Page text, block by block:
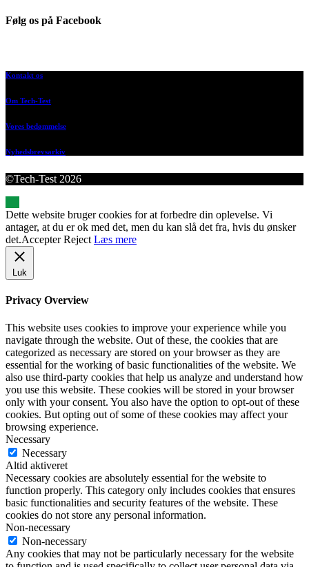
Følg os på Facebook
Kontakt os
Om Tech-Test
Vores bedømmelse
Nyhedsbrevsarkiv
©Tech-Test 2026
Dette website bruger cookies for at forbedre din oplevelse. Vi
antager, at du er ok med det, men du kan slå det fra, hvis du ønsker
det.Accepter Reject Læs mere
Luk
Privacy Overview
This website uses cookies to improve your experience while you
navigate through the website. Out of these, the cookies that are
categorized as necessary are stored on your browser as they are
essential for the working of basic functionalities of the website. We
also use third-party cookies that help us analyze and understand how
you use this website. These cookies will be stored in your browser
only with your consent. You also have the option to opt-out of these
cookies. But opting out of some of these cookies may affect your
browsing experience.
Necessary
Necessary
Altid aktiveret
Necessary cookies are absolutely essential for the website to
function properly. This category only includes cookies that ensures
basic functionalities and security features of the website. These
cookies do not store any personal information.
Non-necessary
Non-necessary
Any cookies that may not be particularly necessary for the website